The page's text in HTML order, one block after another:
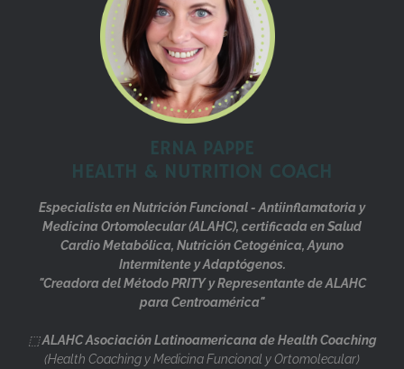
ERNA PAPPE
HEALTH & NUTRITION COACH
Especialista en Nutrición Funcional - Antiinflamatoria y
Medicina Ortomolecular (ALAHC), certificada en Salud
Cardio Metabólica, Nutrición Cetogénica, Ayuno
Intermitente y Adaptógenos.
"Creadora del Método PRITY y Representante de ALAHC
para Centroamérica"
⬚ ALAHC Asociación Latinoamericana de Health Coaching
(Health Coaching y Medicina Funcional y Ortomolecular)